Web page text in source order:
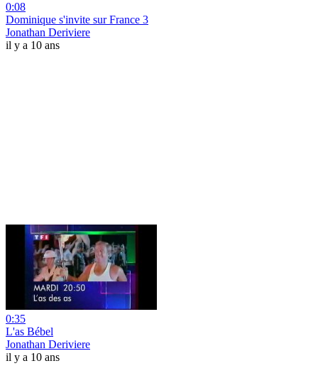
0:08
Dominique s'invite sur France 3
Jonathan Deriviere
il y a 10 ans
0:35
L'as Bébel
Jonathan Deriviere
il y a 10 ans